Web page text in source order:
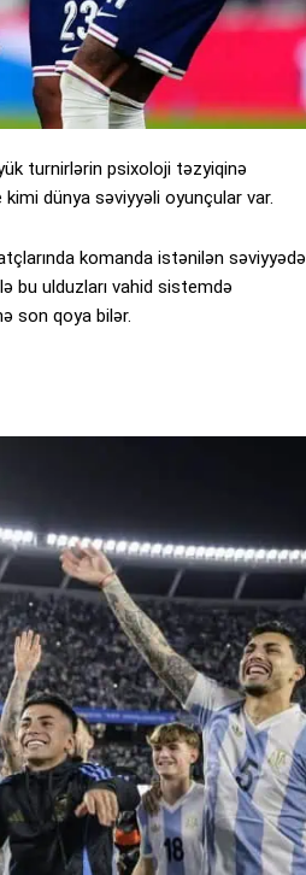
turnirlərin psixoloji təzyiqinə
dünya səviyyəli oyunçular var.
komanda istənilən səviyyədə
bu ulduzları vahid sistemdə
son qoya bilər.